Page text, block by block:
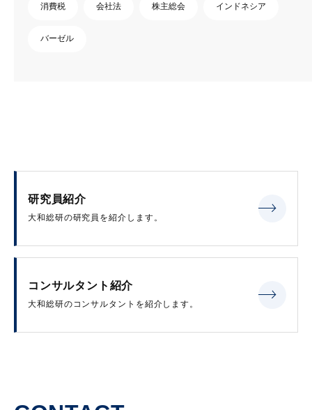
消費税 会社法 株主総会 インドネシア
バーゼル
研究員紹介
大和総研の研究員を紹介します。
コンサルタント紹介
大和総研のコンサルタントを紹介します。